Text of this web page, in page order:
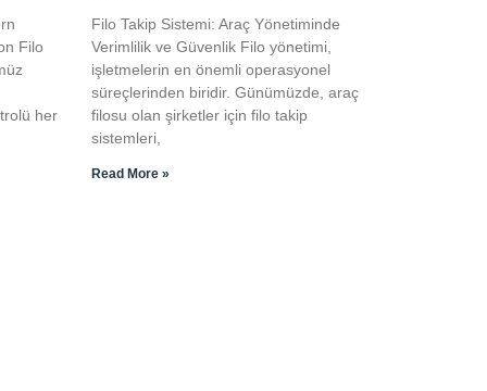
Filo
her
Filo Takip Sistemi: Araç Yönetiminde
Verimlilik ve Güvenlik Filo yönetimi,
işletmelerin en önemli operasyonel
süreçlerinden biridir. Günümüzde, araç
filosu olan şirketler için filo takip
sistemleri,
Read More »